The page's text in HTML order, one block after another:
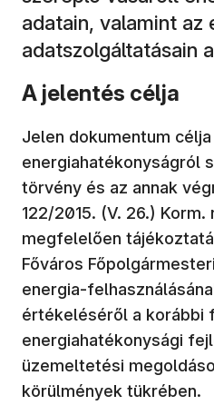
adatain, valamint az
adatszolgáltatásain
A jelentés célja
Jelen dokumentum célja
energiahatékonyságról
törvény és az annak
122/2015. (V. 26.)
megfelelően
Főváros
energia-
értékeléséről a korábbi
energiahatékonysági
üzemeltetési
körülmények tükrében.